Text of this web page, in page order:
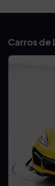
Carros de